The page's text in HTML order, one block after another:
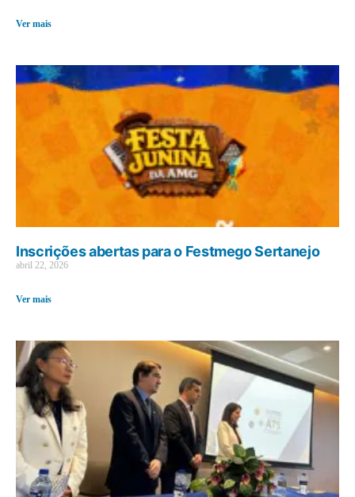
Ver mais
Inscrições abertas para o Festmego Sertanejo
abril 22, 2026
Ver mais